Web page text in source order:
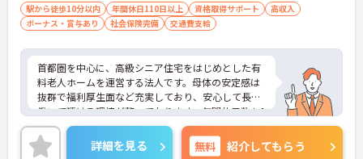
駅から徒歩10分以内 年間休日110日以上 資格取得サポート
高収入
ボーナス・賞与あり
社会保険完備 交通費支給
首都圏を中心に、高級シニア住宅をはじめとした有
料老人ホームを運営する法人です。母体の安定感は
抜群で福利厚生面など充実しており、安心して長く
働いて頂ける環境が整っております。年間休日数も1
20日と多くワークライフバランスも取りやすくプラ
イベートの時間も大切にして頂けます。ご興味のあ
る方はぜひお気軽にお問い合わせください。
詳細を見る 無料 紹介してもらう